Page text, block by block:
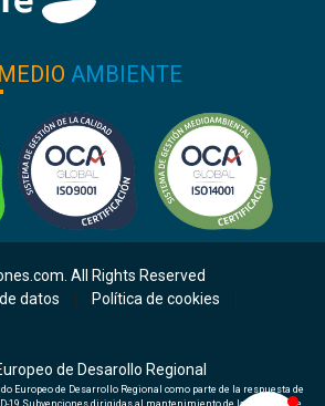
AMBIENTE
All Rights Reserved
datos
| Política de cookies |
de Desarollo Regional
Europeo de Desarrollo Regional como parte de la respuesta de
19.Subvenciones dirigidas al mantenimiento de la actividad de